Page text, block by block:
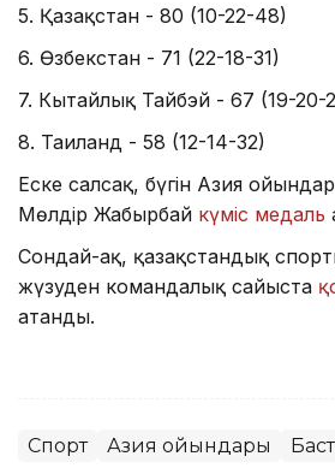
5. Қазақстан - 80 (10-22-48)
6. Өзбекстан - 71 (22-18-31)
7. Кытайлық Тайбэй - 67 (19-20-
8. Таиланд - 58 (12-14-32)
Еске салсақ, бүгін Азия
Мөлдір Жаңбырбай күміс медаль
Сондай-ақ, қазақстандық
жүзуден командалық сайыста
атанды.
Спорт Азия ойындары